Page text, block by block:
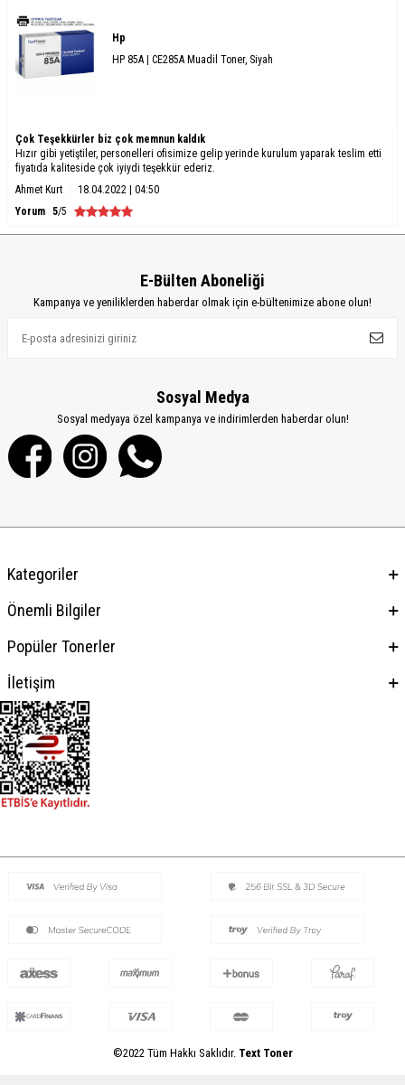
Hp
HP 85A | CE285A Muadil Toner, Siyah
Çok Teşekkürler biz çok memnun kaldık
Hızır gibi yetiştiler, personelleri ofisimize gelip yerinde kurulum yaparak teslim etti
fiyatıda kaliteside çok iyiydi teşekkür ederiz.
Ahmet Kurt
18.04.2022 | 04:50
Yorum 5/5
E-Bülten Aboneliği
Kampanya ve yeniliklerden haberdar olmak için e-bültenimize abone olun!
Sosyal Medya
Sosyal medyaya özel kampanya ve indirimlerden haberdar olun!
Kategoriler
Önemli Bilgiler
Popüler Tonerler
İletişim
©2022 Tüm Hakkı Saklıdır. Text Toner